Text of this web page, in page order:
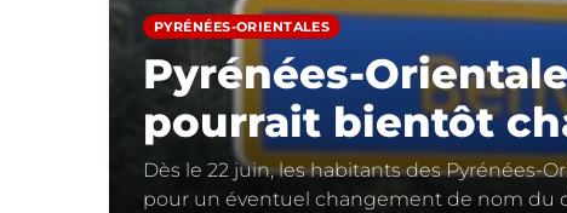
PYRÉNÉES-ORIENTALES
Pyrénées-
pourrait bientôt
Dès le 22 juin, les habitants des Pyrénées-
pour un éventuel changement de nom du